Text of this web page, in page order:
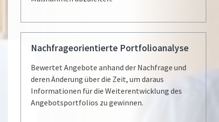
Nachfrageorientierte Portfolioanalyse
Bewertet Angebote anhand der Nachfrage und
deren Änderung über die Zeit, um daraus
Informationen für die Weiterentwicklung des
Angebotsportfolios zu gewinnen.